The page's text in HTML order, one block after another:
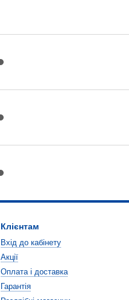
Клієнтам
Вхід до кабінету
Акції
Оплата і доставка
Гарантія